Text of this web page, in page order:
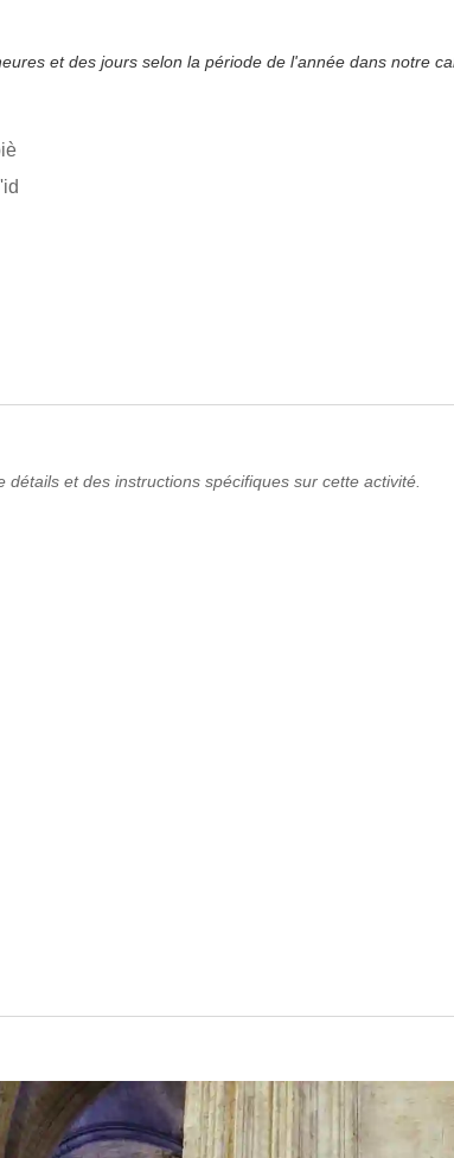
et des jours selon la période de l'année dans notre
et des instructions spécifiques sur cette activité.